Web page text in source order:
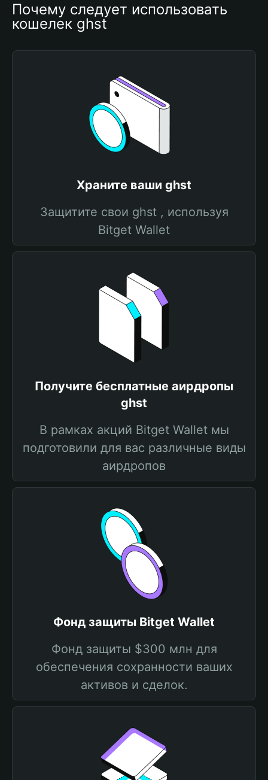
Почему следует использовать
кошелек ghst
Храните ваши ghst
Защитите свои ghst , используя
Bitget Wallet
Получите бесплатные аирдропы
ghst
В рамках акций Bitget Wallet мы
подготовили для вас различные виды
аирдропов
Фонд защиты Bitget Wallet
Фонд защиты $300 млн для
обеспечения сохранности ваших
активов и сделок.